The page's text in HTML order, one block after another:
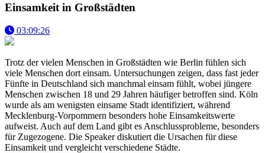
Einsamkeit in Großstädten
03:09:26
Trotz der vielen Menschen in Großstädten wie Berlin fühlen sich
viele Menschen dort einsam. Untersuchungen zeigen, dass fast jeder
Fünfte in Deutschland sich manchmal einsam fühlt, wobei jüngere
Menschen zwischen 18 und 29 Jahren häufiger betroffen sind. Köln
wurde als am wenigsten einsame Stadt identifiziert, während
Mecklenburg-Vorpommern besonders hohe Einsamkeitswerte
aufweist. Auch auf dem Land gibt es Anschlussprobleme, besonders
für Zugezogene. Die Speaker diskutiert die Ursachen für diese
Einsamkeit und vergleicht verschiedene Städte.